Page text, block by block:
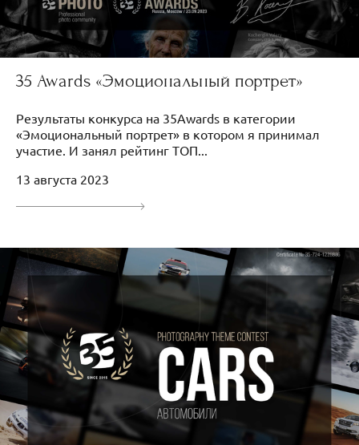
35 Awards «Эмоциональный портрет»
Результаты конкурса на 35Awards в категории
«Эмоциональный портрет» в котором я принимал
участие. И занял рейтинг ТОП...
13 августа 2023